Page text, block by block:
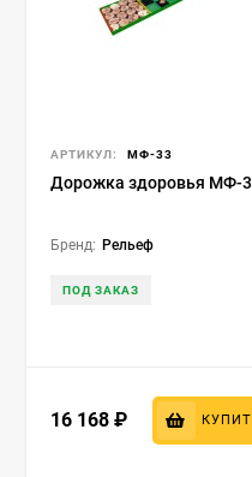
АРТИКУЛ: МФ-33
Дорожка здоровья МФ-
Бренд: Рельеф
ПОД ЗАКАЗ
16 168